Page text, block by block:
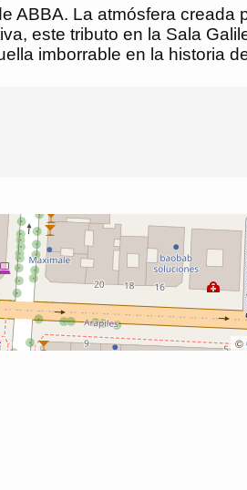
ABBA. La atmósfera creada
este tributo en la Sala
imborrable en la historia